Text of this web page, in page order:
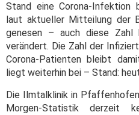
Stand eine Corona-
laut aktueller Mitteilung der
genesen – auch diese
verändert. Die Zahl der
Corona-Patienten bleibt
liegt weiterhin bei – Stand:
Die Ilmtalklinik in
Morgen-Statistik derzeit